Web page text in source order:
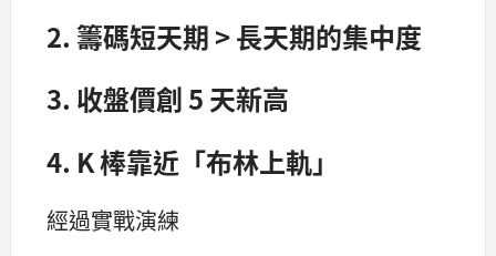
2. 籌碼短天期 > 長天期的集中度
3. 收盤價創 5 天新高
4. K 棒靠近「布林上軌」
經過實戰演練